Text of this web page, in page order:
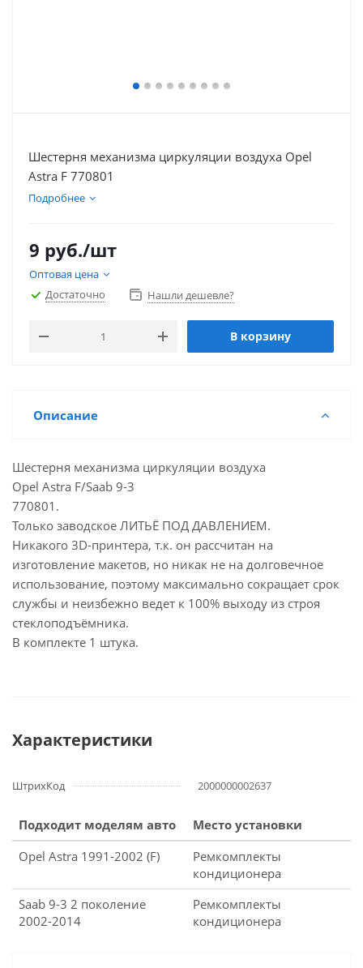
Шестерня механизма циркуляции воздуха Opel
Astra F 770801
Подробнее
9 руб./шт
Оптовая цена
Достаточно
Нашли дешевле?
В корзину
Описание
Шестерня механизма циркуляции воздуха
Opel Astra F/Saab 9-3
770801.
Только заводское ЛИТЬЁ ПОД ДАВЛЕНИЕМ.
Никакого 3D-принтера, т.к. он рассчитан на
изготовление макетов, но никак не на долговечное
использование, поэтому максимально сокращает срок
службы и неизбежно ведет к 100% выходу из строя
стеклоподъёмника.
В комплекте 1 штука.
Характеристики
ШтрихКод 2000000002637
Подходит моделям авто
Место установки
Opel Astra 1991-2002 (F)
Ремкомплекты
кондиционера
Saab 9-3 2 поколение
2002-2014
Ремкомплекты
кондиционера